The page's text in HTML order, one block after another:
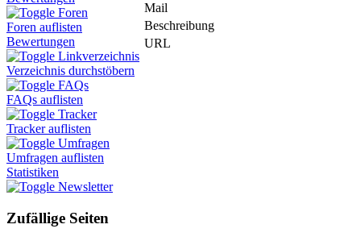
Foren
Foren auflisten
Bewertungen
Linkverzeichnis
Verzeichnis durchstöbern
FAQs
FAQs auflisten
Tracker
Tracker auflisten
Umfragen
Umfragen auflisten
Statistiken
Newsletter
Zufällige Seiten
Mail
Beschreibung
URL